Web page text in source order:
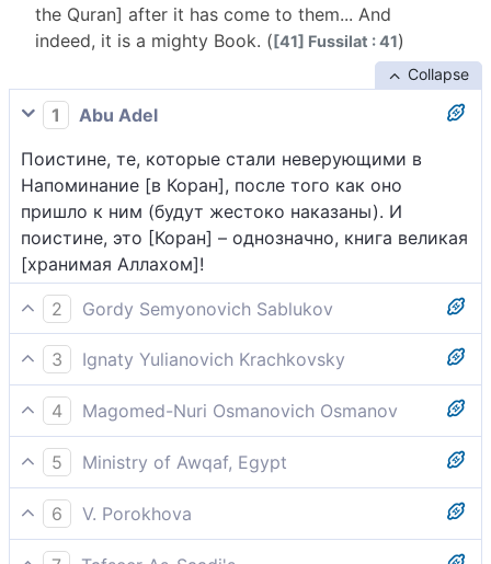
the Quran] after it has come to them... And
indeed, it is a mighty Book. ([41] Fussilat : 41)
Collapse
1
Abu Adel
Поистине, те, которые стали неверующими в
Напоминание [в Коран], после того как оно
пришло к ним (будут жестоко наказаны). И
поистине, это [Коран] – однозначно, книга великая
[хранимая Аллахом]!
2
Gordy Semyonovich Sablukov
Действительно, те, которые отвергают это учение
после того, как они пришло к ним - истинно он -
драгоценное писание;
3
Ignaty Yulianovich Krachkovsky
Поистине, те, которые не веруют в напоминание,
после того как оно пришло к ним... Поистине, это
- книга великая!
4
Magomed-Nuri Osmanovich Osmanov
Воистину, тех, которые не уверовали в Коран,
когда он был прочитан, а он - великое Писание,
[Мы подвергнем наказанию].
5
Ministry of Awqaf, Egypt
Поистине, для тех, которые отрицали
Благородный Коран и не уверовали в него, когда
он был передан им, не размышляя над ним,
6
V. Porokhova
(Не скроются от Нас и те), Кто отвергает